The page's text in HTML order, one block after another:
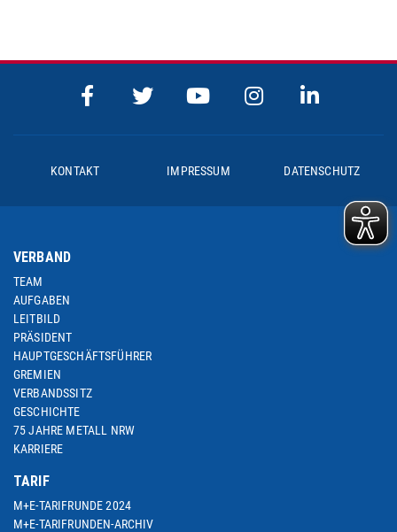
KONTAKT IMPRESSUM DATENSCHUTZ
VERBAND
TEAM
AUFGABEN
LEITBILD
PRÄSIDENT
HAUPTGESCHÄFTSFÜHRER
GREMIEN
VERBANDSSITZ
GESCHICHTE
75 JAHRE METALL NRW
KARRIERE
TARIF
M+E-TARIFRUNDE 2024
M+E-TARIFRUNDEN-ARCHIV